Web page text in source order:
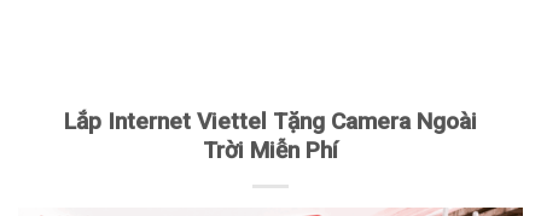
Lắp Internet Viettel Tặng Camera Ngoài
Trời Miễn Phí